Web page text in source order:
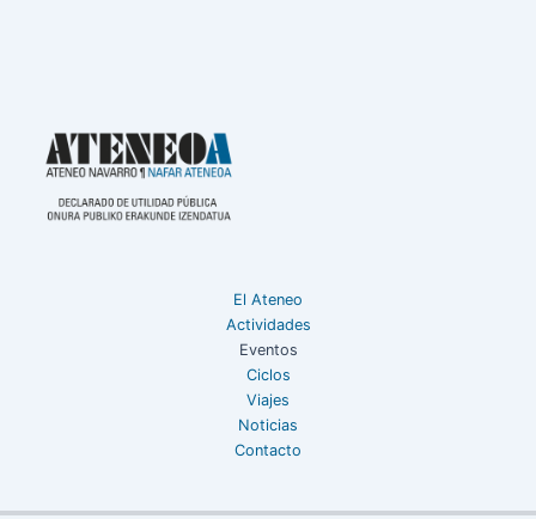
El Ateneo
Actividades
Eventos
Ciclos
Viajes
Noticias
Contacto